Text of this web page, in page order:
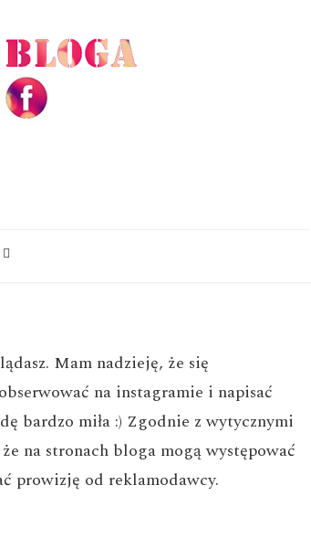
Mam nadzieję, że się
na instagramie i napisać
bardzo miła :) Zgodnie z wytycznymi
na stronach bloga mogą występować
prowizję od reklamodawcy.